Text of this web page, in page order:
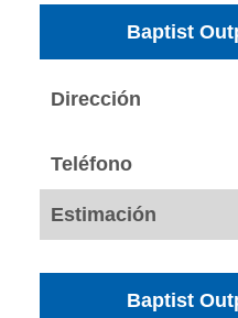
Baptist
Dirección
Teléfono
Estimación
Baptist